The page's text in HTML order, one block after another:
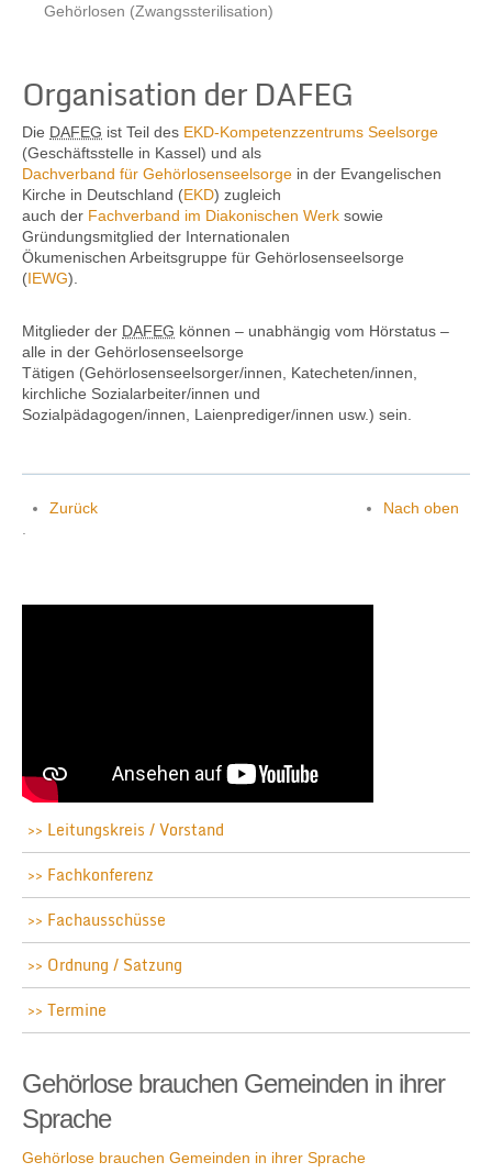
Gehörlosen (Zwangssterilisation)
Organisation der DAFEG
Die DAFEG ist Teil des EKD-Kompetenzzentrums Seelsorge
(Geschäftsstelle in Kassel) und als
Dachverband für Gehörlosenseelsorge in der Evangelischen
Kirche in Deutschland (EKD) zugleich
auch der Fachverband im Diakonischen Werk sowie
Gründungsmitglied der Internationalen
Ökumenischen Arbeitsgruppe für Gehörlosenseelsorge
(IEWG).
Mitglieder der DAFEG können – unabhängig vom Hörstatus –
alle in der Gehörlosenseelsorge
Tätigen (Gehörlosenseelsorger/innen, Katecheten/innen,
kirchliche Sozialarbeiter/innen und
Sozialpädagogen/innen, Laienprediger/innen usw.) sein.
Zurück
Nach oben
Leitungskreis / Vorstand
Fachkonferenz
Fachausschüsse
Ordnung / Satzung
Termine
Gehörlose brauchen Gemeinden in ihrer
Sprache
Gehörlose brauchen Gemeinden in ihrer Sprache